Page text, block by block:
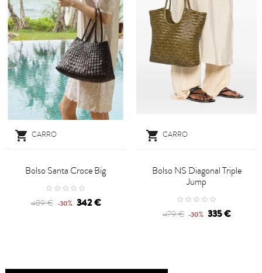
 CARRO
Bolso Santa Croce Big
489 € -30% 342 €
 CARRO
Bolso NS Diagonal Triple
Jump
479 € -30% 335 €